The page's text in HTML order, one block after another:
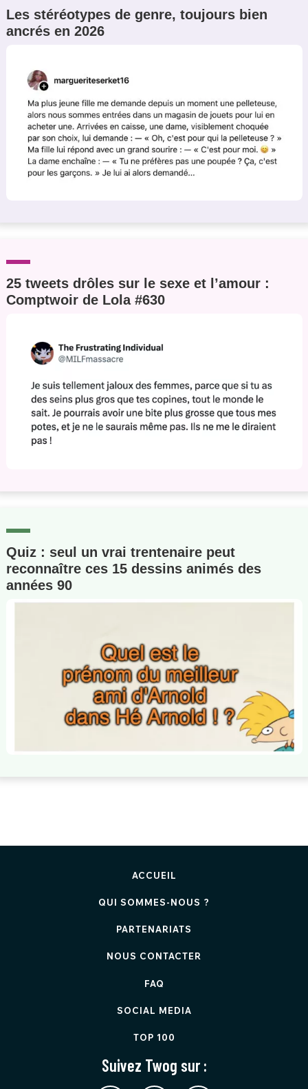
Les stéréotypes de genre, toujours bien
ancrés en 2026
25 tweets drôles sur le sexe et l’amour :
Comptwoir de Lola #630
Quiz : seul un vrai trentenaire peut
reconnaître ces 15 dessins animés des
années 90
ACCUEIL
QUI SOMMES-NOUS ?
PARTENARIATS
NOUS CONTACTER
FAQ
SOCIAL MEDIA
TOP 100
Suivez Twog sur :